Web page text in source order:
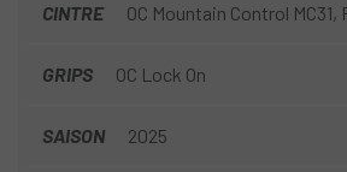
CINTRE OC Mountain Control
GRIPS OC Lock On
SAISON 2025